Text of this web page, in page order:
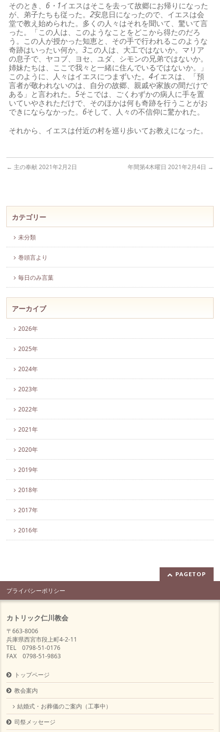
そのとき、 6・1イエスはそこを去って故郷にお帰りになった
が、弟子たちも従った。2安息日になったので、イエスは会
堂で教え始められた。多くの人々はそれを聞いて、驚いて言
った。「この人は、このようなことをどこから得たのだろ
う。この人が授かった知恵と、その手で行われるこのような
奇跡はいったい何か。3この人は、大工ではないか。マリア
の息子で、ヤコブ、ヨセ、ユダ、シモンの兄弟ではないか。
姉妹たちは、ここで我々と一緒に住んでいるではないか。」
このように、人々はイエスにつまずいた。4イエスは、「預
言者が敬われないのは、自分の故郷、親戚や家族の間だけで
ある」と言われた。5そこでは、ごくわずかの病人に手を置
いていやされただけで、そのほかは何も奇跡を行うことがお
できにならなかった。 6そして、人々の不信仰に驚かれた。
それから、イエスは付近の村を巡り歩いてお教えになった。
← 主の奉献 2021年2月2日 年間第4木曜日 2021年2月4日 →
カテゴリー
未分類
巻頭言より
毎日のみ言葉
アーカイブ
2026年
2025年
2024年
2023年
2022年
2021年
2020年
2019年
2018年
2017年
2016年
PAGETOP
プライバシーポリシー
カトリック仁川教会
〒663-8006
兵庫県西宮市段上町4-2-11
TEL 0798-51-0176
FAX 0798-51-9863
トップページ
教会案内
結婚式・お葬儀のご案内（工事中）
司祭メッセージ